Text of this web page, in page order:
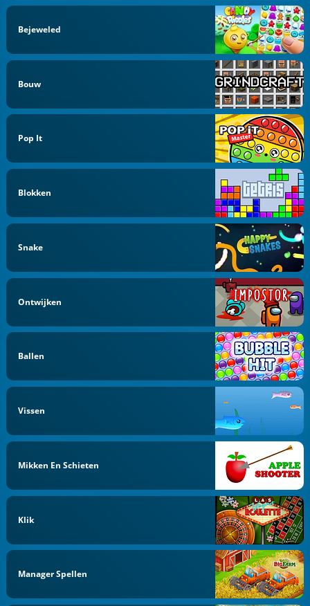
Bejeweled
Bouw
Pop It
Blokken
Snake
Ontwijken
Ballen
Vissen
Mikken En Schieten
Klik
Manager Spellen